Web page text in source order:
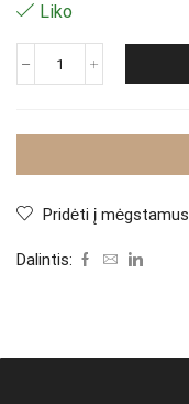
Liko
produkto
"Jeans
Pridėti į mėgstamus
Dalintis: